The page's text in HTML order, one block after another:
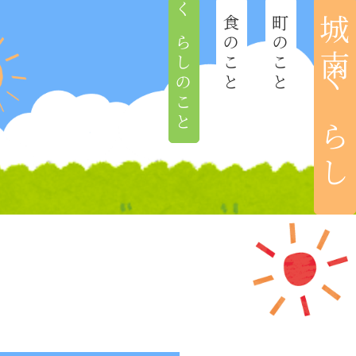
くらしのこと 食のこと 町のこと 城南ぐらし